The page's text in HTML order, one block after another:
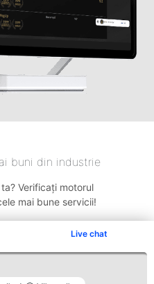
Live chat
buni din industrie
Verificați motorul
mai bune servicii!